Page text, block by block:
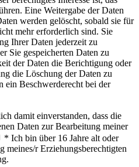
Eine Weitergabe der Daten
werden gelöscht, sobald sie für
mehr erforderlich sind. Sie
Ihrer Daten jederzeit zu
Sie gespeicherten Daten zu
der Daten die Berichtigung oder
die Löschung der Daten zu
ein Beschwerderecht bei der
damit einverstanden, dass die
Daten zur Bearbeitung meiner
* Ich bin über 16 Jahre alt oder
meines/r Erziehungsberechtigten